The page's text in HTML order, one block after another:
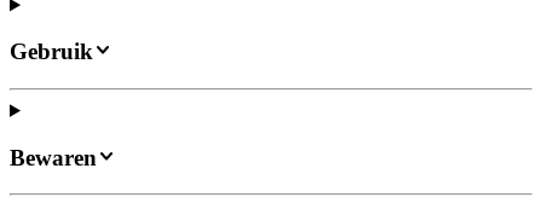
Gebruik
Bewaren